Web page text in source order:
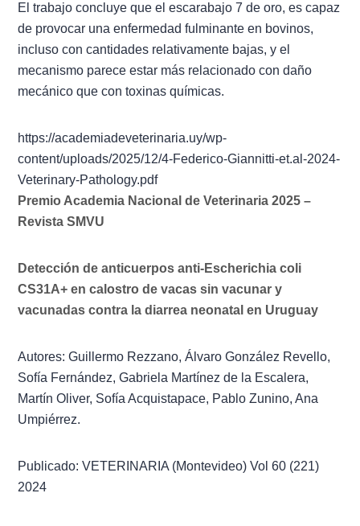
El trabajo concluye que el escarabajo 7 de oro, es capaz
de provocar una enfermedad fulminante en bovinos,
incluso con cantidades relativamente bajas, y el
mecanismo parece estar más relacionado con daño
mecánico que con toxinas químicas.
https://academiadeveterinaria.uy/wp-
content/uploads/2025/12/4-Federico-Giannitti-et.al-2024-
Veterinary-Pathology.pdf
Premio Academia Nacional de Veterinaria 2025 –
Revista SMVU
Detección de anticuerpos anti-Escherichia coli
CS31A+ en calostro de vacas sin vacunar y
vacunadas contra la diarrea neonatal en Uruguay
Autores: Guillermo Rezzano, Álvaro González Revello,
Sofía Fernández, Gabriela Martínez de la Escalera,
Martín Oliver, Sofía Acquistapace, Pablo Zunino, Ana
Umpiérrez.
Publicado: VETERINARIA (Montevideo) Vol 60 (221)
2024